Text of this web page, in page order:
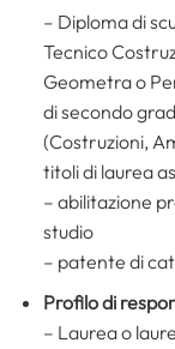
– Diploma di
Tecnico
Geometra o
di secondo
(Costruzioni,
titoli di laurea
– abilitazione
studio
– patente di
Profilo di
– Laurea o